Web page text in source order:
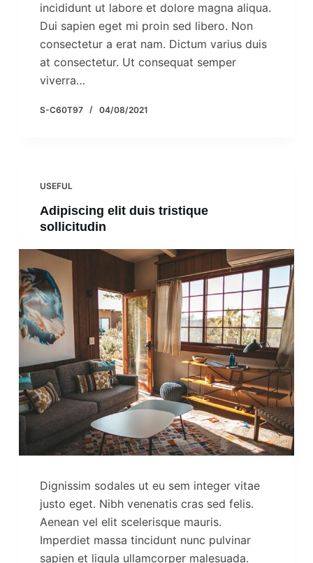
incididunt ut labore et dolore magna aliqua.
Dui sapien eget mi proin sed libero. Non
consectetur a erat nam. Dictum varius duis
at consectetur. Ut consequat semper
viverra…
S-C60T97 04/08/2021
USEFUL
Adipiscing elit duis tristique
sollicitudin
Dignissim sodales ut eu sem integer vitae
justo eget. Nibh venenatis cras sed felis.
Aenean vel elit scelerisque mauris.
Imperdiet massa tincidunt nunc pulvinar
sapien et ligula ullamcorper malesuada.